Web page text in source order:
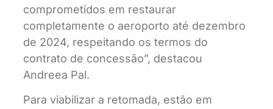
comprometidos em restaurar
completamente o aeroporto até dezembro
de 2024, respeitando os termos do
contrato de concessão”, destacou
Andreea Pal.
Para viabilizar a retomada, estão em